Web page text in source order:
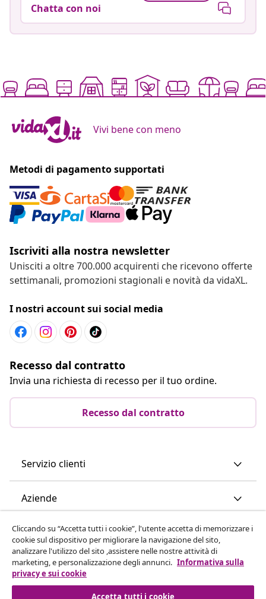
Chatta con noi
Vivi bene con meno
Metodi di pagamento supportati
Iscriviti alla nostra newsletter
Unisciti a oltre 700.000 acquirenti che ricevono offerte
settimanali, promozioni stagionali e novità da vidaXL.
I nostri account sui social media
Recesso dal contratto
Invia una richiesta di recesso per il tuo ordine.
Recesso dal contratto
Servizio clienti
Aziende
vidaXL
Scopri di più
Cliccando su “Accetta tutti i cookie”, l'utente accetta di memorizzare i
cookie sul dispositivo per migliorare la navigazione del sito,
analizzare l'utilizzo del sito ,assistere nelle nostre attività di
marketing, e personalizzazione degli annunci. Informativa sulla
privacy e sui cookie
Accetta tutti i cookie